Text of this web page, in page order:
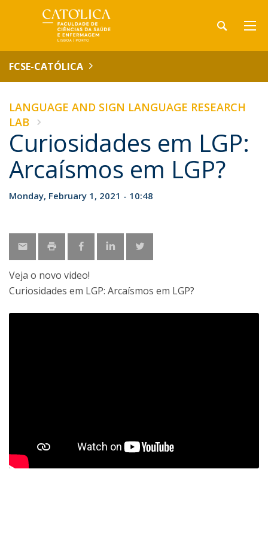
FCSE-CATÓLICA
LANGUAGE AND SIGN LANGUAGE RESEARCH
LAB
Curiosidades em LGP:
Arcaísmos em LGP?
Monday, February 1, 2021 - 10:48
Veja o novo video!
Curiosidades em LGP: Arcaísmos em LGP?